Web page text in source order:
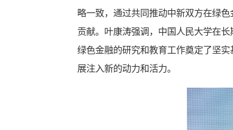
略一致，通过共同推动中新双方在绿
贡献。叶康涛强调，中国人民大学在
绿色金融的研究和教育工作奠定了坚
展注入新的动力和活力。